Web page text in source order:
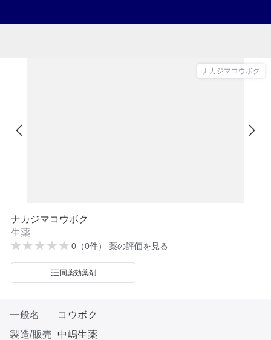
ナカジマコウボク
ナカジマコウボク
生薬
0（0件） 薬の評価を見る
同薬効薬剤
一般名
コウボク
製造/販売
中嶋生薬